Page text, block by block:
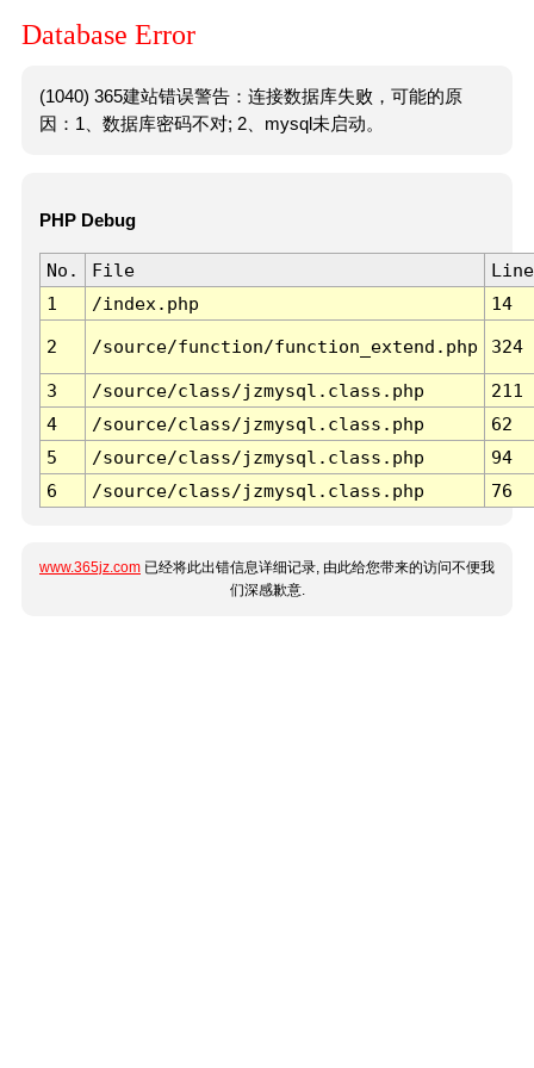
Database Error
(1040) 365建站错误警告：连接数据库失败，可能的原
因：1、数据库密码不对; 2、mysql未启动。
PHP Debug
No. File
Line
1
/index.php 14
2 /source/function/function_extend.php 324
3 /source/class/jzmysql.class.php
211
4
/source/class/jzmysql.class.php
62
5
/source/class/jzmysql.class.php
94
6
/source/class/jzmysql.class.php 76
www.365jz.com 已经将此出错信息详细记录, 由此给您带来的访问不便我
们深感歉意.